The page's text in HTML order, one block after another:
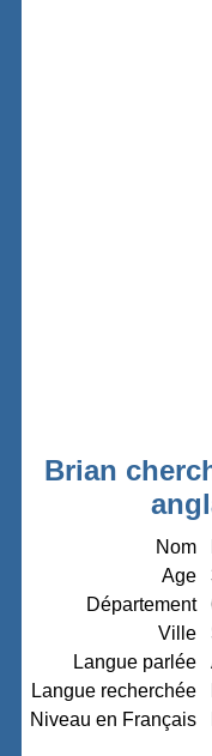
Brian
Nom
Age
Département
Ville
Langue parlée
Langue recherchée
Niveau en Français